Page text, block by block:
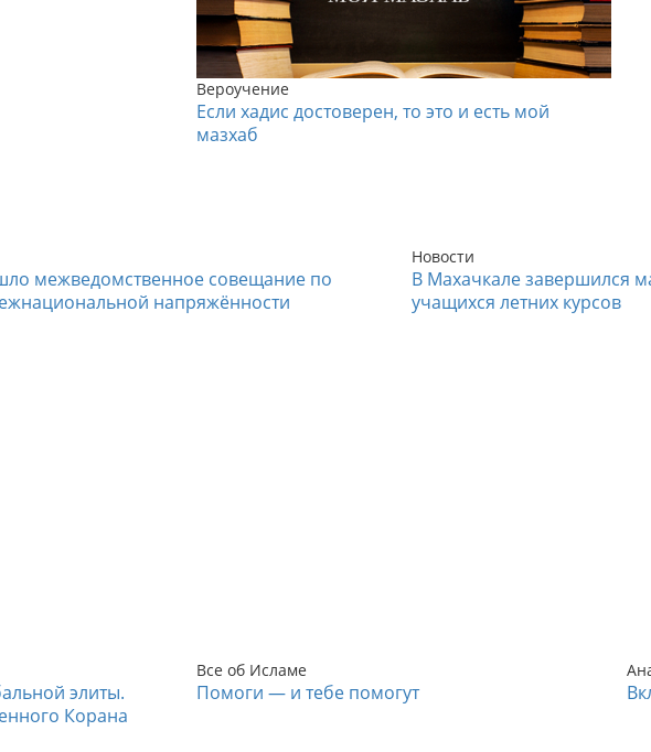
Вероучение
Если хадис достоверен, то это и есть мой
мазхаб
межведомственное совещание по
напряжённости
Новости
В Махачкале завершился
учащихся летних курсов
элиты.
Корана
Все об Исламе
Помоги — и тебе помогут